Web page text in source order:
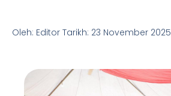
Oleh: Editor Tarikh: 23 November 2025